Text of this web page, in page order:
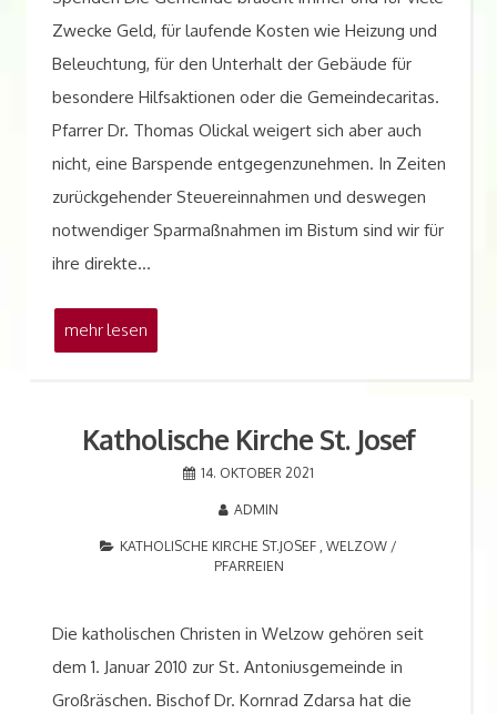
Zwecke Geld, für laufende Kosten wie Heizung und
Beleuchtung, für den Unterhalt der Gebäude für
besondere Hilfsaktionen oder die Gemeindecaritas.
Pfarrer Dr. Thomas Olickal weigert sich aber auch
nicht, eine Barspende entgegenzunehmen. In Zeiten
zurückgehender Steuereinnahmen und deswegen
notwendiger Sparmaßnahmen im Bistum sind wir für
ihre direkte…
mehr lesen
Katholische Kirche St. Josef
14. OKTOBER 2021
ADMIN
KATHOLISCHE KIRCHE ST.JOSEF , WELZOW /
PFARREIEN
Die katholischen Christen in Welzow gehören seit
dem 1. Januar 2010 zur St. Antoniusgemeinde in
Großräschen. Bischof Dr. Kornrad Zdarsa hat die